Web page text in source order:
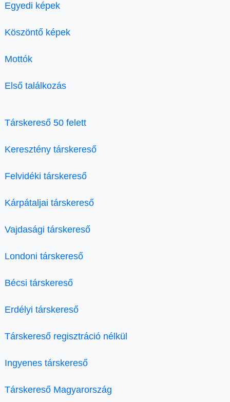
Egyedi képek
Köszöntő képek
Mottók
Első találkozás
Társkereső 50 felett
Keresztény társkereső
Felvidéki társkereső
Kárpátaljai társkereső
Vajdasági társkereső
Londoni társkereső
Bécsi társkereső
Erdélyi társkereső
Társkereső regisztráció nélkül
Ingyenes társkereső
Társkereső Magyarország